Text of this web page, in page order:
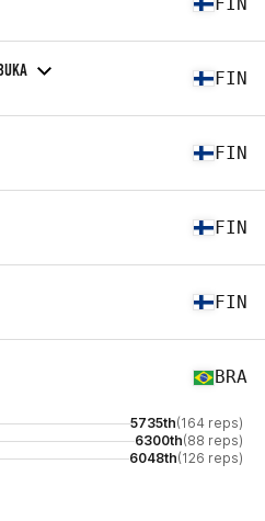
FIN
FIN
FIN
FIN
BRA
5735th(164 reps)
6300th(88 reps)
6048th(126 reps)